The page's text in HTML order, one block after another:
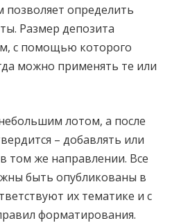
определить
Размер депозита
с помощью которого
можно применять те или
лотом, а после
– добавлять или
том же направлении. Все
быть опубликованы в
их тематике и с
форматирования.